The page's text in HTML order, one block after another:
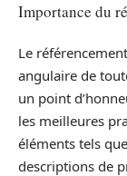
Importance du
Le
angulaire de
un point
les meilleures
éléments tels
descriptions de